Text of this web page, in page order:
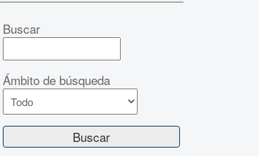
Buscar
Ámbito de búsqueda